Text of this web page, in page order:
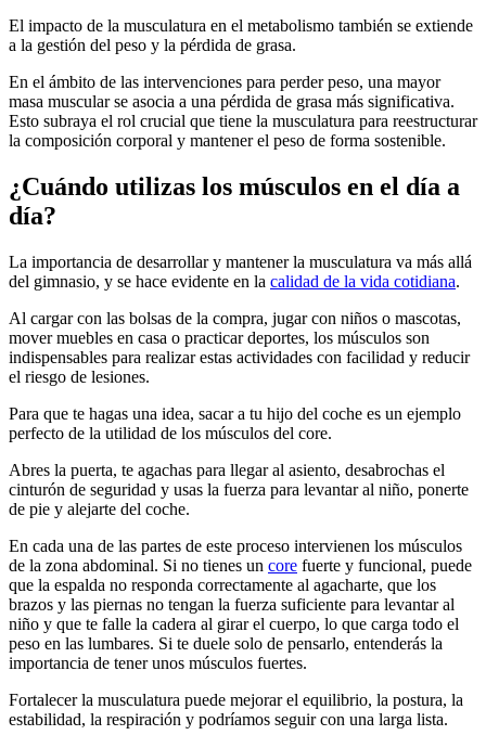
El impacto de la musculatura en el metabolismo también se extiende
a la gestión del peso y la pérdida de grasa.
En el ámbito de las intervenciones para perder peso, una mayor
masa muscular se asocia a una pérdida de grasa más significativa.
Esto subraya el rol crucial que tiene la musculatura para reestructurar
la composición corporal y mantener el peso de forma sostenible.
¿Cuándo utilizas los músculos en el día a
día?
La importancia de desarrollar y mantener la musculatura va más allá
del gimnasio, y se hace evidente en la calidad de la vida cotidiana.
Al cargar con las bolsas de la compra, jugar con niños o mascotas,
mover muebles en casa o practicar deportes, los músculos son
indispensables para realizar estas actividades con facilidad y reducir
el riesgo de lesiones.
Para que te hagas una idea, sacar a tu hijo del coche es un ejemplo
perfecto de la utilidad de los músculos del core.
Abres la puerta, te agachas para llegar al asiento, desabrochas el
cinturón de seguridad y usas la fuerza para levantar al niño, ponerte
de pie y alejarte del coche.
En cada una de las partes de este proceso intervienen los músculos
de la zona abdominal. Si no tienes un core fuerte y funcional, puede
que la espalda no responda correctamente al agacharte, que los
brazos y las piernas no tengan la fuerza suficiente para levantar al
niño y que te falle la cadera al girar el cuerpo, lo que carga todo el
peso en las lumbares. Si te duele solo de pensarlo, entenderás la
importancia de tener unos músculos fuertes.
Fortalecer la musculatura puede mejorar el equilibrio, la postura, la
estabilidad, la respiración y podríamos seguir con una larga lista.